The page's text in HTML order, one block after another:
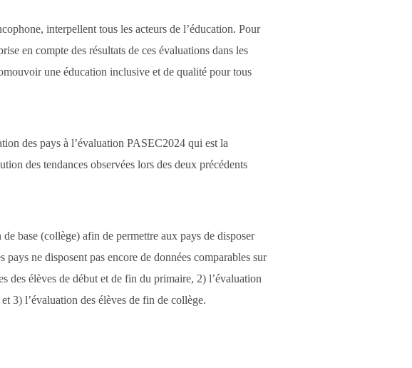
interpellent tous les acteurs de l’éducation. Pour
en compte des résultats de ces évaluations dans les
une éducation inclusive et de qualité pour tous
des pays à l’évaluation PASEC2024 qui est la
des tendances observées lors des deux précédents
base (collège) afin de permettre aux pays de disposer
ne disposent pas encore de données comparables sur
des élèves de début et de fin du primaire, 2) l’évaluation
3) l’évaluation des élèves de fin de collège.